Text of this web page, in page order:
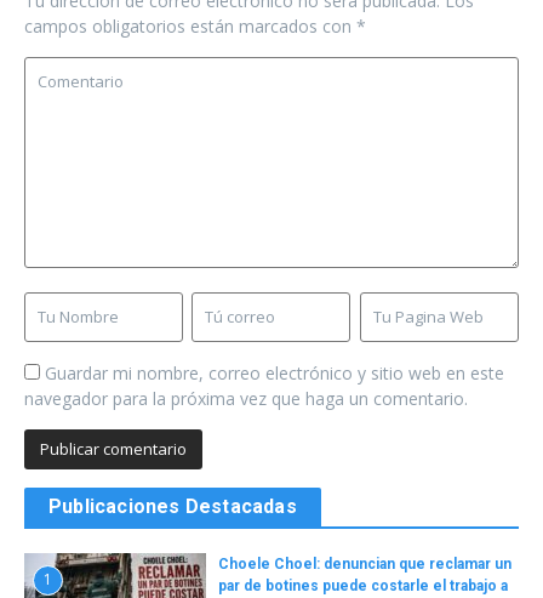
campos obligatorios están marcados con *
Guardar mi nombre, correo electrónico y sitio web en este
navegador para la próxima vez que haga un comentario.
Publicaciones Destacadas
1
Choele Choel: denuncian que reclamar un
par de botines puede costarle el trabajo a